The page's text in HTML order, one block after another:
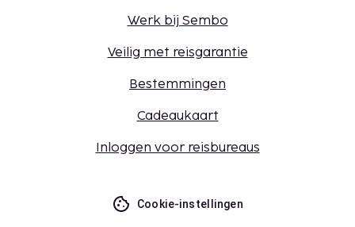
Werk bij Sembo
Veilig met reisgarantie
Bestemmingen
Cadeaukaart
Inloggen voor reisbureaus
Cookie-instellingen